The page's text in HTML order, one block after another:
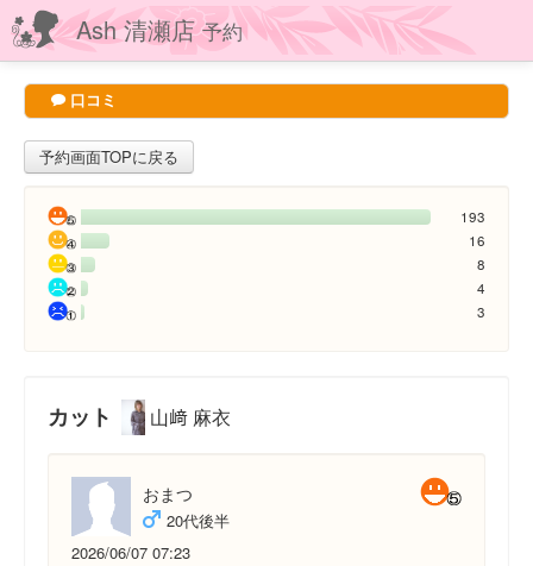
Ash 清瀬店予約
口コミ
予約画面TOPに戻る
193
16
8
4
3
カット 山﨑 麻衣
おまつ
20代後半
2026/06/07 07:23